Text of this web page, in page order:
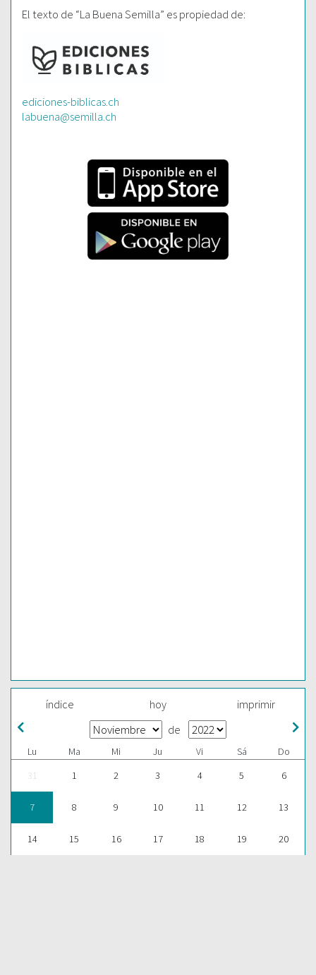
El texto de “La Buena Semilla” es propiedad de:
ediciones-biblicas.ch
labuena@semilla.ch
índice hoy imprimir
de
Lu Ma Mi Ju Vi Sá
Do
31
1 2 3 4 5 6
7 8 9 10 11 12 13
14 15 16 17 18 19 20